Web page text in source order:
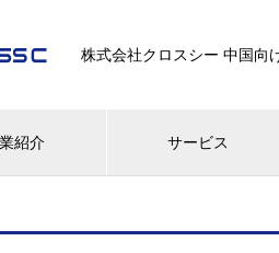
株式会社クロスシー 中国向
紹介 サービス